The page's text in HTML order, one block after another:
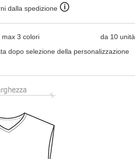
dalla spedizione 🛈
max 3 colori
da 10 unità
dopo selezione della personalizzazione